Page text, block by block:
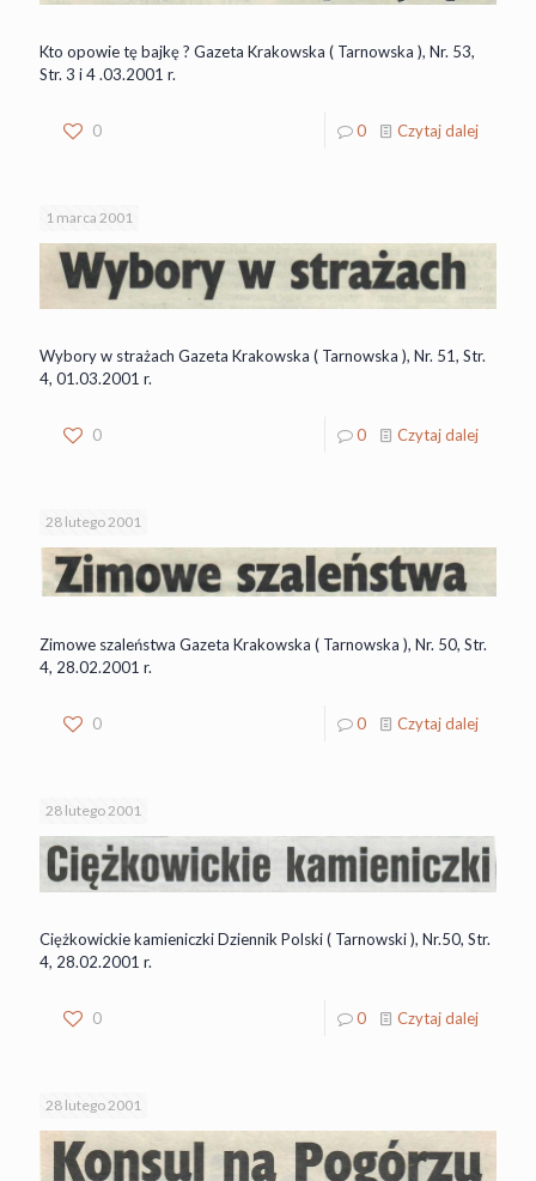
Kto opowie tę bajkę ? Gazeta Krakowska ( Tarnowska ), Nr. 53,
Str. 3 i 4 .03.2001 r.
0 0 Czytaj dalej
1 marca 2001
Wybory w strażach Gazeta Krakowska ( Tarnowska ), Nr. 51, Str.
4, 01.03.2001 r.
0 0 Czytaj dalej
28 lutego 2001
Zimowe szaleństwa Gazeta Krakowska ( Tarnowska ), Nr. 50, Str.
4, 28.02.2001 r.
0 0 Czytaj dalej
28 lutego 2001
Ciężkowickie kamieniczki Dziennik Polski ( Tarnowski ), Nr.50, Str.
4, 28.02.2001 r.
0 0 Czytaj dalej
28 lutego 2001